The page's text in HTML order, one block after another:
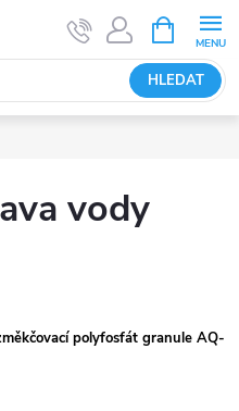
HLEDAT
NÁKUPNÍ
KOŠÍK
vody
polyfosfát granule AQ-